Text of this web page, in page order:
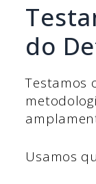
do
Testamos
Usamos